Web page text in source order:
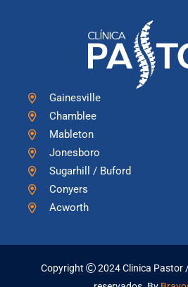
Gainesville
Chamblee
Mableton
Jonesboro
Sugarhill / Buford
Conyers
Acworth
Copyright
2024 Clinica Pastor